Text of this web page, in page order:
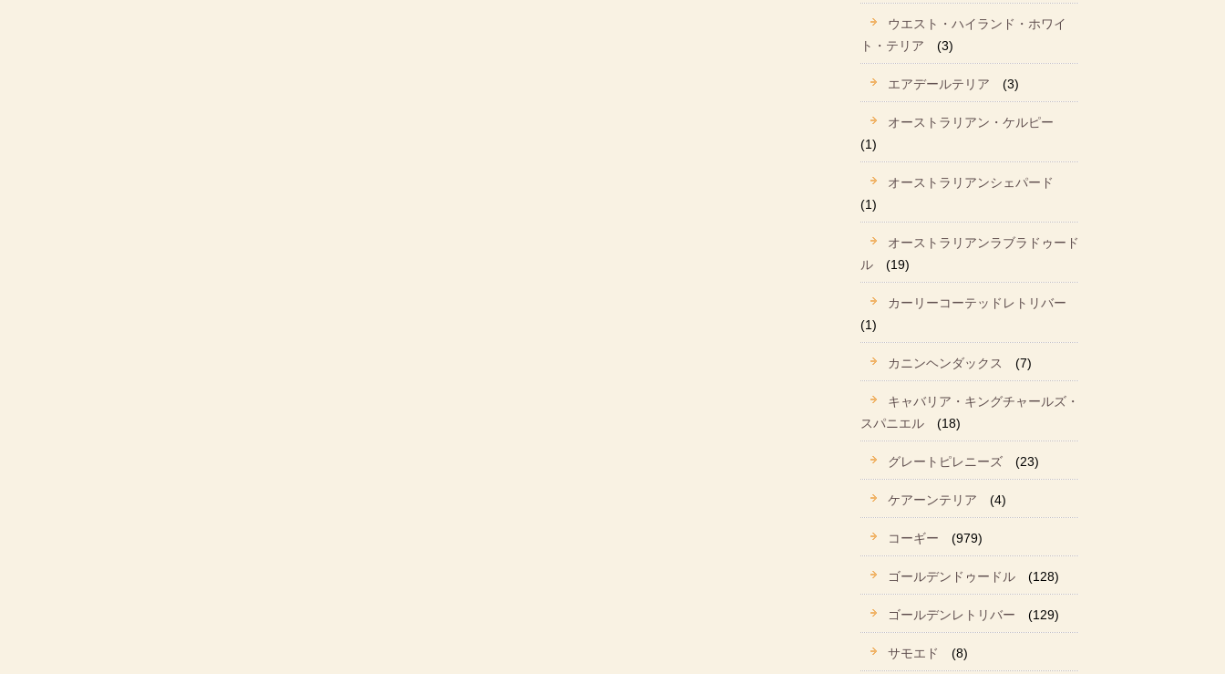
ウエスト・ハイランド・ホワイ
ト・テリア
(3)
エアデールテリア (3)
オーストラリアン・ケルピー
(1)
オーストラリアンシェパード
(1)
オーストラリアンラブラドゥード
ル
(19)
カーリーコーテッドレトリバー
(1)
カニンヘンダックス (7)
キャバリア・キングチャールズ・
スパニエル
(18)
グレートピレニーズ (23)
ケアーンテリア (4)
コーギー (979)
ゴールデンドゥードル (128)
ゴールデンレトリバー (129)
サモエド (8)